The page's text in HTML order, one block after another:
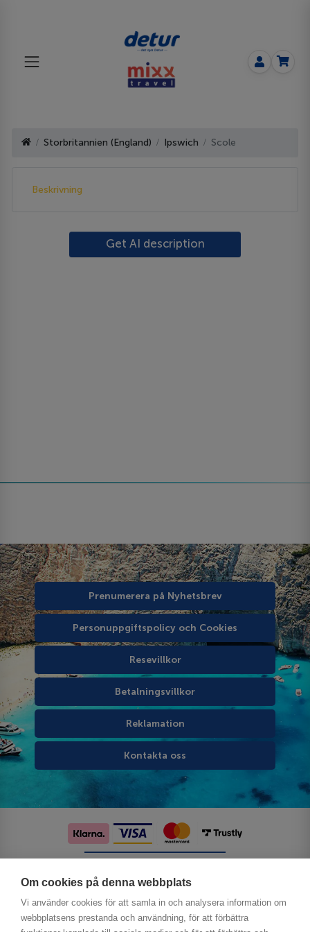
Om cookies på denna webbplats
Vi använder cookies för att samla in och analysera information om
webbplatsens prestanda och användning, för att förbättra
Storbritannien (England) Ipswich Scole
Beskrivning
Get AI description
Prenumerera på Nyhetsbrev
Personuppgiftspolicy och Cookies
Resevillkor
Betalningsvillkor
Reklamation
Kontakta oss
Följ oss på sociala medier